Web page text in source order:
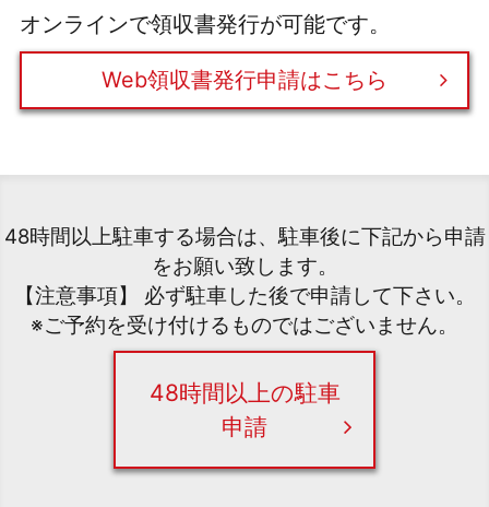
オンラインで領収書発行が可能です。
Web領収書発行申請はこちら
48時間以上駐車する場合は、駐車後に下記から申請
をお願い致します。
【注意事項】 必ず駐車した後で申請して下さい。
※ご予約を受け付けるものではございません。
48時間以上の駐車
申請